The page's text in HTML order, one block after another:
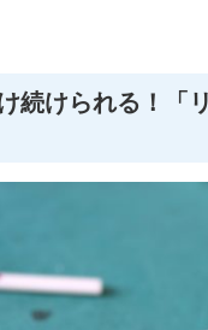
続けられる！「